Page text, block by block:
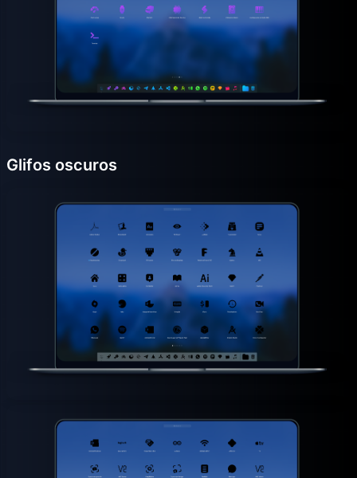
Glifos oscuros